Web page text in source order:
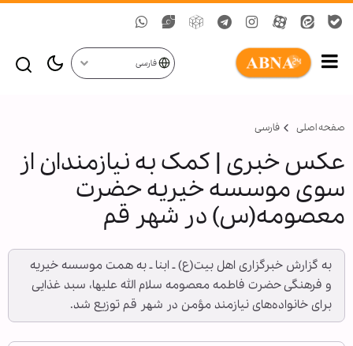
فارسی
صفحه اصلی فارسی
عکس خبری | کمک به نیازمندان از
سوی موسسه خیریه حضرت
معصومه(س) در شهر قم
به گزارش خبرگزاری اهل بیت(ع) ـ ابنا ـ به همت موسسه خیریه
و فرهنگی حضرت فاطمه معصومه سلام الله علیها، سبد غذایی
برای خانواده‌های نیازمند مؤمن در شهر قم توزیع شد.